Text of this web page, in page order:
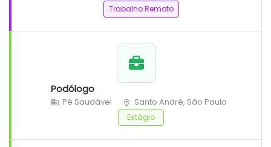
Trabalho Remoto
Podólogo
Pé Saudável Santo André, São Paulo
Estágio